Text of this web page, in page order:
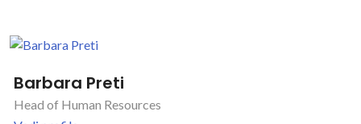
Barbara Preti
Head of Human Resources